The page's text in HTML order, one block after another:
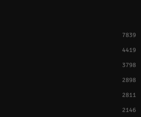
7839
4419
3798
2898
2811
2146